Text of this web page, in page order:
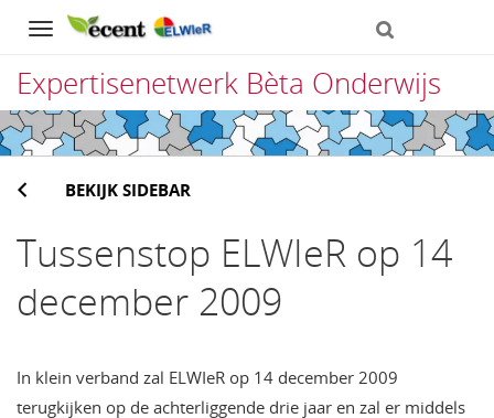
Navigation
Expertisenetwerk Bèta Onderwijs
Direct
naar
het
inhoud
BEKIJK SIDEBAR
Tussenstop ELWIeR op 14
december 2009
In klein verband zal ELWIeR op 14 december 2009
terugkijken op de achterliggende drie jaar en zal er middels